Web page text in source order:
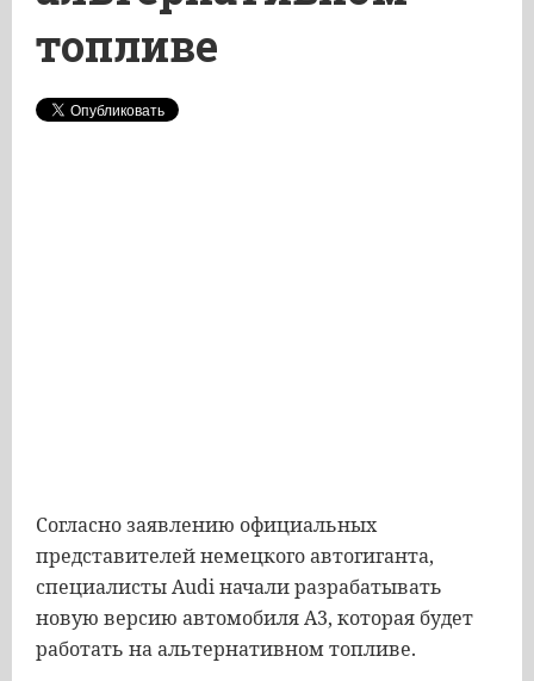
топливе
Согласнозаявлению официальных
представителейнемецкогоавтогиганта,
специалистыAudiначалиразрабатывать
новую версию автомобиляА3, которая будет
работать наальтернативномтопливе.